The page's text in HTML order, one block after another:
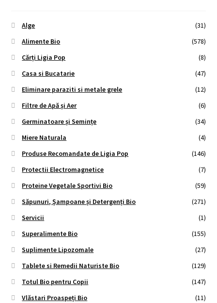
Alge
(31)
Alimente Bio
(578)
Cărți Ligia Pop
(8)
Casa si Bucatarie
(47)
Eliminare paraziti si metale grele
(12)
Filtre de Apă și Aer
(6)
Germinatoare și Semințe
(34)
Miere Naturala
(4)
Produse Recomandate de Ligia Pop
(146)
Protectii Electromagnetice
(7)
Proteine Vegetale Sportivi Bio
(59)
Săpunuri, Șampoane și Detergenți Bio
(271)
Servicii
(1)
Superalimente Bio
(155)
Suplimente Lipozomale
(27)
Tablete si Remedii Naturiste Bio
(129)
Totul Bio pentru Copii
(147)
Vlăstari Proaspeți Bio
(11)